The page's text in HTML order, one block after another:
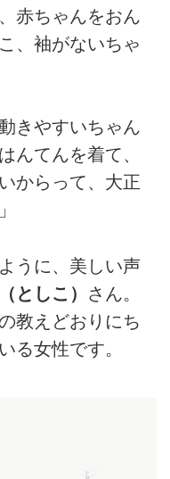
赤ちゃんをおん
、袖がないちゃ
きやすいちゃん
んてんを着て、
からって、大正
うに、美しい声
としこ） さん。
教えどおりにち
る女性です。